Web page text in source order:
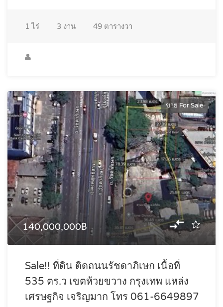
1 ไร่ 3 งาน 49 ตารางวา
ขาย For Sale
140,000,000฿
Sale!! ที่ดิน ติดถนนรัชดาภิเษก เนื้อที่
535 ตร.ว เขตห้วยขวาง กรุงเทพ แหล่ง
เศรษฐกิจ เจริญมาก โทร 061-6649897